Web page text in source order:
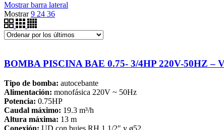
Mostrar barra lateral
Mostrar9 24 36
BOMBA PISCINA BAE 0.75- 3/4HP 220V-50HZ –
Tipo de bomba: autocebante
Alimentación: monofásica 220V ~ 50Hz
Potencia: 0.75HP
Caudal máximo: 19.3 m³/h
Altura máxima: 13 m
Conexión: UD con bujes RH 1 1/2″ y ø52